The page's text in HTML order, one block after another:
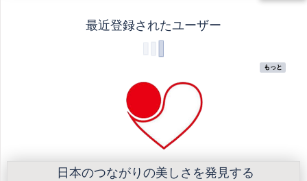
最近登録されたユーザー
もっと
日本のつながりの美しさを発見する